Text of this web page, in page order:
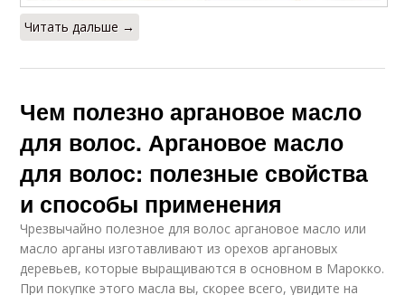
Читать дальше →
Чем полезно аргановое масло
для волос. Аргановое масло
для волос: полезные свойства
и способы применения
Чрезвычайно полезное для волос аргановое масло или
масло арганы изготавливают из орехов аргановых
деревьев, которые выращиваются в основном в Марокко.
При покупке этого масла вы, скорее всего, увидите на